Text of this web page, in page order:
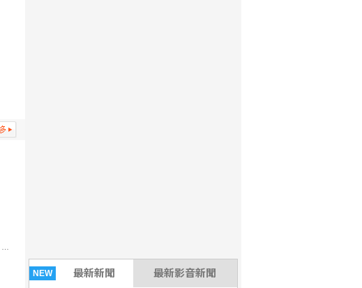
NEW 最新新聞 最新影音新聞